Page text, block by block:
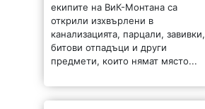
екипите на ВиК-Монтана са
открили изхвърлени в
канализацията, парцали, завивки,
битови отпадъци и други
предмети, които нямат място...